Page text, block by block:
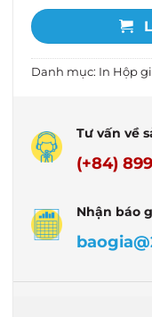
Danh mục: In Hộp
Tư vấn về
(+84)
Nhận báo